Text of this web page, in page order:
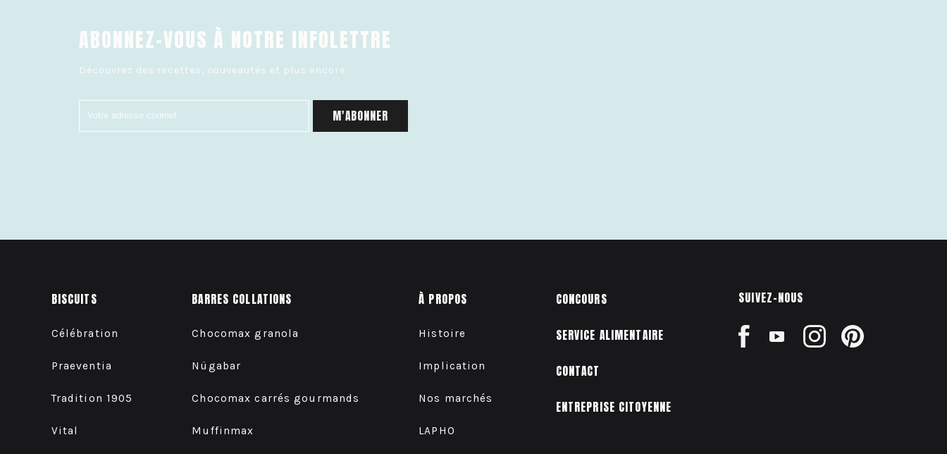
ABONNEZ-VOUS À NOTRE INFOLETTRE
Découvrez des recettes, nouveautés et plus encore.
BISCUITS
Célébration
Praeventia
Tradition 1905
Vital
BARRES COLLATIONS
Chocomax granola
Nügabar
Chocomax carrés gourmands
Muffinmax
À PROPOS
Histoire
Implication
Nos marchés
LAPHO
CONCOURS
SERVICE ALIMENTAIRE
CONTACT
ENTREPRISE CITOYENNE
SUIVEZ-NOUS